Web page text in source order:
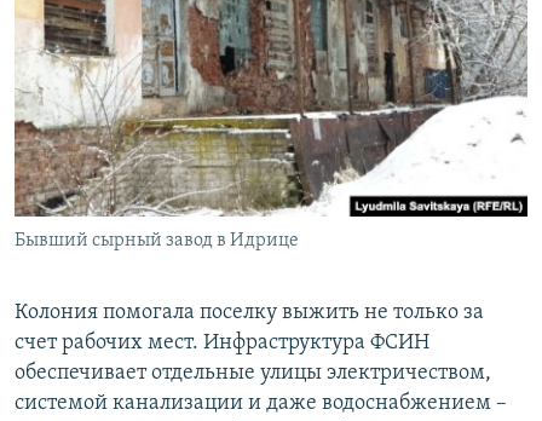
Бывший сырный завод в Идрице
Колония помогала поселку выжить не только за
счет рабочих мест. Инфраструктура ФСИН
обеспечивает отдельные улицы электричеством,
системой канализации и даже водоснабжением –